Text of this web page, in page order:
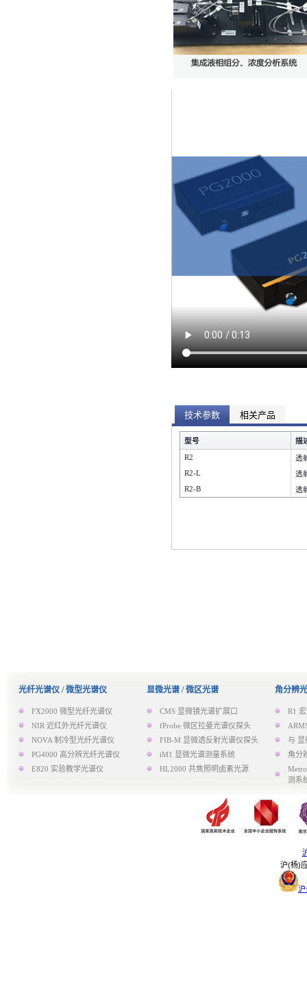
技术参数 相关产品
型号 描
R2
透
R2-L
透
R2-B
透
光纤光谱仪 / 微型光谱仪
FX2000 微型光纤光谱仪
NIR 近红外光纤光谱仪
NOVA 制冷型光纤光谱仪
PG4000 高分辨光纤光谱仪
E820 实验教学光谱仪
显微光谱 / 微区光谱
CMS 显微镜光谱扩展口
fProbe 微区拉曼光谱仪探头
FIB-M 显微透反射光谱仪探头
iM1 显微光谱测量系统
HL2000 共焦照明卤素光源
角分辨
R1
与 显
角分
测系
沪(杨)
沪